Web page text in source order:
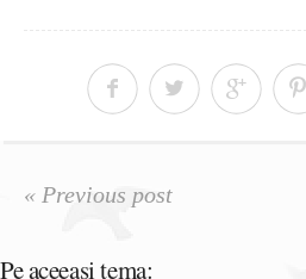
« Previous post
Pe aceeasi tema: